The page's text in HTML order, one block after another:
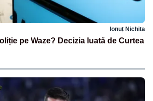
Ionuț Nichita
pe Waze? Decizia luată de Curtea